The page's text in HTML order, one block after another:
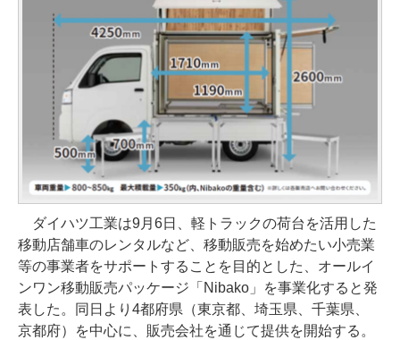
ダイハツ工業は9月6日、軽トラックの荷台を活用した
移動店舗車のレンタルなど、移動販売を始めたい小売業
等の事業者をサポートすることを目的とした、オールイ
ンワン移動販売パッケージ「Nibako」を事業化すると発
表した。同日より4都府県（東京都、埼玉県、千葉県、
京都府）を中心に、販売会社を通じて提供を開始する。